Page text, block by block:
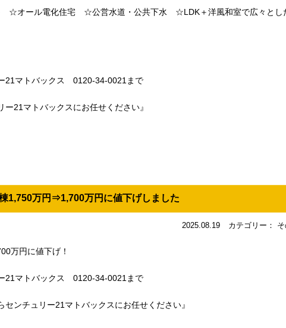
オール電化住宅 ☆公営水道・公共下水 ☆LDK＋洋風和室で広々とし
21マトバックス 0120-34-0021まで
ー21マトバックスにお任せください』
1,750万円⇒1,700万円に値下げしました
2025.08.19 カテゴリー：
万円に値下げ！
21マトバックス 0120-34-0021まで
センチュリー21マトバックスにお任せください』